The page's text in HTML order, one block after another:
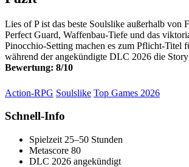
Lies of P ist das beste Soulslike außerhalb
Perfect Guard, Waffenbau-Tiefe und das
Pinocchio-Setting machen es zum Pflicht-Titel
während der angekündigte DLC 2026 die
Bewertung: 8/10
Action-RPG Soulslike Top Games 2026
Schnell-Info
Spielzeit 25–50 Stunden
Metascore 80
DLC 2026 angekündigt